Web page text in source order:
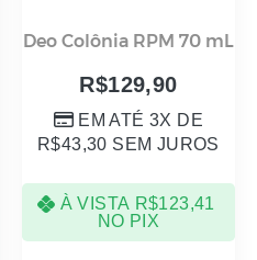
Deo Colônia RPM 70 mL
R$129,90
EM ATÉ 3X DE
R$43,30 SEM JUROS
À VISTA R$123,41
NO PIX